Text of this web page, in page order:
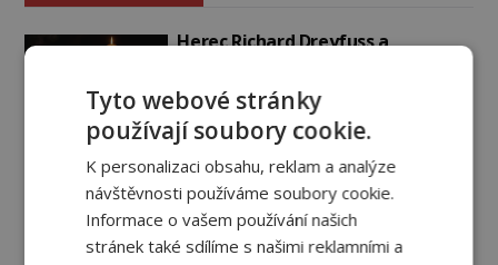
Herec Richard Dreyfuss a
paranormální zážitky?
PREMIUM 5.8.2026
Hororové zábavní parky: Straší tu
oběti nehod?
4.8.2026 3.1TIS
Tyto webové stránky
používají soubory cookie.
K personalizaci obsahu, reklam a analýze
návštěvnosti používáme soubory cookie.
Informace o vašem používání našich
stránek také sdílíme s našimi reklamními a